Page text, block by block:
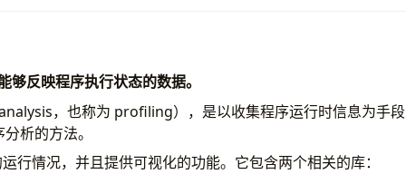
够反映程序执行状态的数据。
，也称为 profiling），是以收集程序运行时信息为手段
析的方法。
行情况，并且提供可视化的功能。它包含两个相关的库：